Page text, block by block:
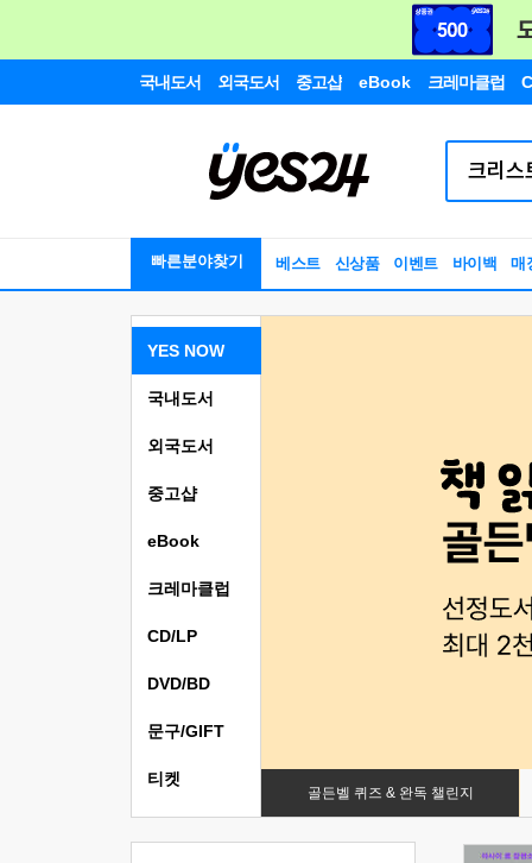
국내도서 외국도서 중고샵 eBook 크레마클럽
빠른분야찾기 베스트 신상품 이벤트 바이백 매
YES NOW
골든벨 퀴즈 & 완독 챌린지
국내도서
외국도서
중고샵
eBook
크레마클럽
CD/LP
DVD/BD
문구/GIFT
티켓